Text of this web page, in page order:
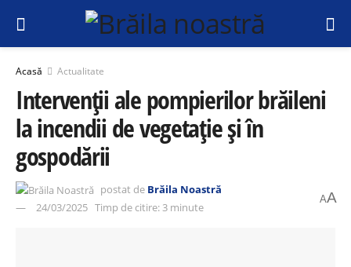
Acasă Actualitate
Intervenții ale pompierilor brăileni
la incendii de vegetație și în
gospodării
postat de Brăila Noastră
24/03/2025 Timp de citire: 3 minute
AA